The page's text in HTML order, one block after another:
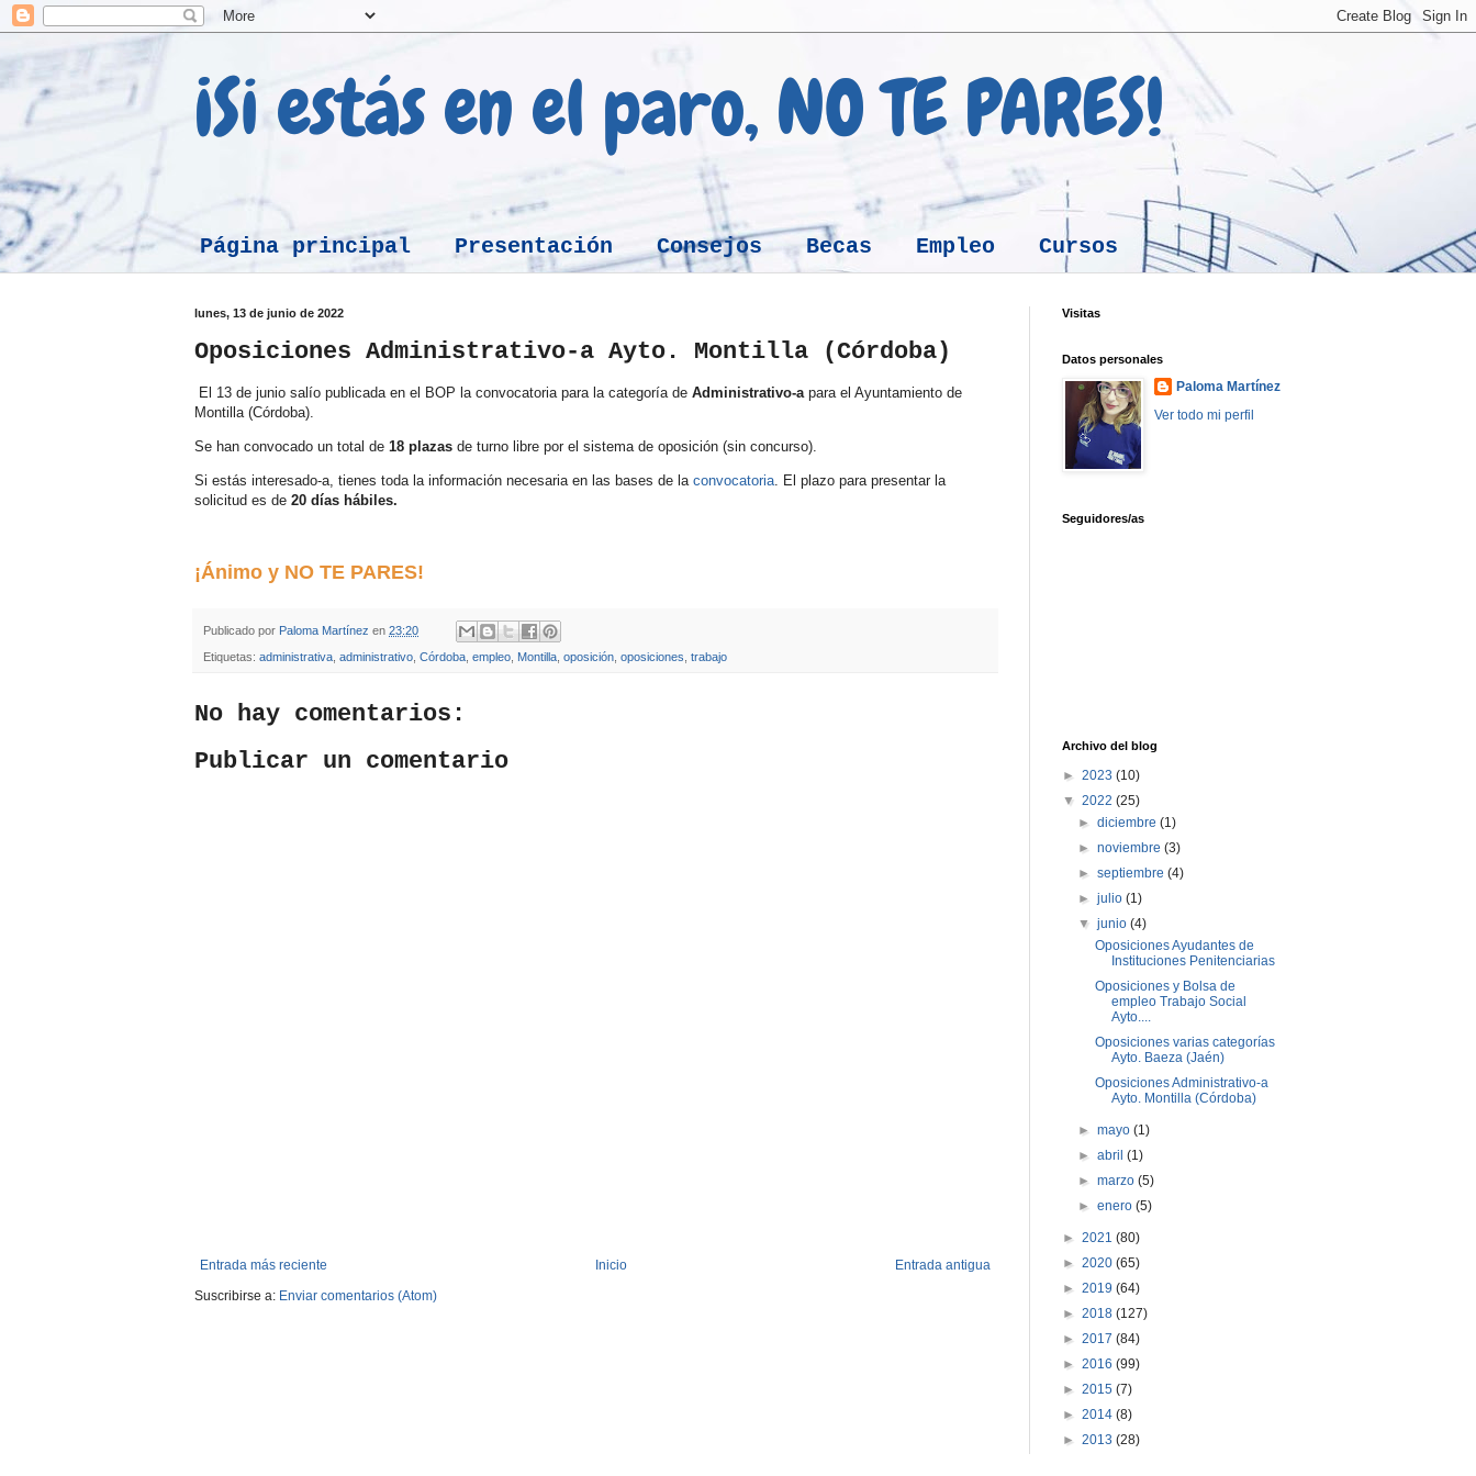
¡Si estás en el paro, NO TE PARES!
Página principal Presentación Consejos Becas Empleo Cursos
lunes, 13 de junio de 2022
Oposiciones Administrativo-a Ayto. Montilla (Córdoba)
El 13 de junio salío publicada en el BOP la convocatoria para la categoría de Administrativo-a para el Ayuntamiento de
Montilla (Córdoba).
Se han convocado un total de 18 plazas de turno libre por el sistema de oposición (sin concurso).
Si estás interesado-a, tienes toda la información necesaria en las bases de la convocatoria. El plazo para presentar la
solicitud es de 20 días hábiles.
¡Ánimo y NO TE PARES!
Publicado por Paloma Martínez en 23:20
Etiquetas: administrativa administrativo Córdoba empleo Montilla oposición oposiciones trabajo
No hay comentarios:
Publicar un comentario
Entrada más reciente Entrada antigua
Inicio
Suscribirse a: Enviar comentarios (Atom)
Visitas
Datos personales
Paloma Martínez
Ver todo mi perfil
Seguidores/as
Archivo del blog
► 2023 (10)
▼ 2022 (25)
►diciembre(1)
►noviembre(3)
►septiembre(4)
►julio(1)
▼junio(4)
Oposiciones Ayudantes de
Instituciones Penitenciarias
Oposiciones y Bolsa de
empleo Trabajo Social
Ayto....
Oposiciones varias categorías
Ayto. Baeza (Jaén)
Oposiciones Administrativo-a
Ayto. Montilla (Córdoba)
►mayo(1)
►abril(1)
►marzo(5)
►enero(5)
► 2021 (80)
► 2020 (65)
► 2019 (64)
► 2018 (127)
► 2017 (84)
► 2016 (99)
► 2015 (7)
► 2014 (8)
► 2013 (28)